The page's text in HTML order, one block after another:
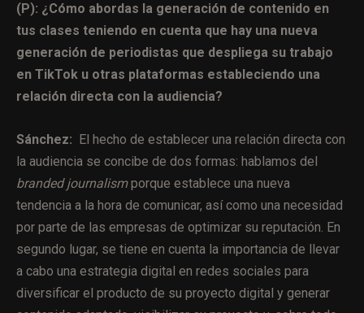
(P): ¿Cómo abordas la generación de contenido en
tus clases teniendo en cuenta que hay una nueva
generación de periodistas que despliega su trabajo
en TikTok u otras plataformas estableciendo una
relación directa con la audiencia?
Sánchez:
El hecho de establecer una relación directa con
la audiencia se concibe de dos formas: hablamos del
branded journalismporque establece una nueva
tendencia a la hora de comunicar, así como una necesidad
por parte de las empresas de optimizar su reputación. En
segundo lugar, se tiene en cuenta la importancia de llevar
a cabo una estrategia digital en redes sociales para
diversificar el producto de su proyecto digital y generar